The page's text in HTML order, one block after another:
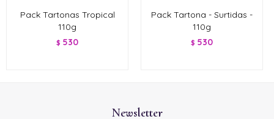
Pack Tartonas Tropical
110g
$ 530
Pack Tartona - Surtidas -
110g
$ 530
Newsletter